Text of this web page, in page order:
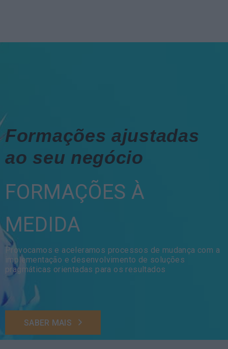
Formações ajustadas
ao seu negócio
FORMAÇÕES À
MEDIDA
Provocamos e aceleramos processos de mudança com a
implementação e desenvolvimento de soluções
pragmáticas orientadas para os resultados
SABER MAIS